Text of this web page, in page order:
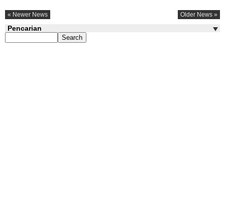
« Newer News Older News »
Pencarian